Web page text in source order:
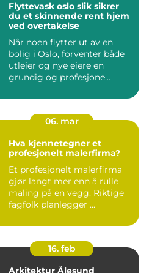
Flyttevask oslo slik sikrer
du et skinnende rent hjem
ved overtakelse
Når noen flytter ut av en
bolig i Oslo, forventer både
utleier og nye eiere en
grundig og profesjone...
06. mar
Hva kjennetegner et
profesjonelt malerfirma?
Et profesjonelt malerfirma
gjør langt mer enn å rulle
maling på en vegg. Riktige
fagfolk planlegger ...
16. feb
Arkitektur Ålesund